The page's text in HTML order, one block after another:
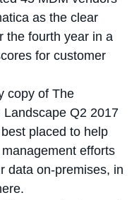
as the clear
the fourth year in a
for customer
copy of The
Q2 2017
placed to help
efforts
data on-premises, in